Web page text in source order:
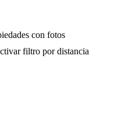
con fotos
filtro por distancia